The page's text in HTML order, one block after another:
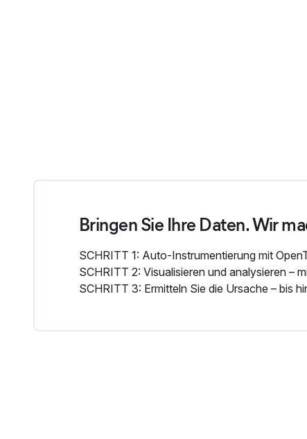
Bringen Sie Ihre Daten. Wir
SCHRITT 1: Auto-Instrumentierung mit
SCHRITT 2: Visualisieren und analysieren –
SCHRITT 3: Ermitteln Sie die Ursache – bis